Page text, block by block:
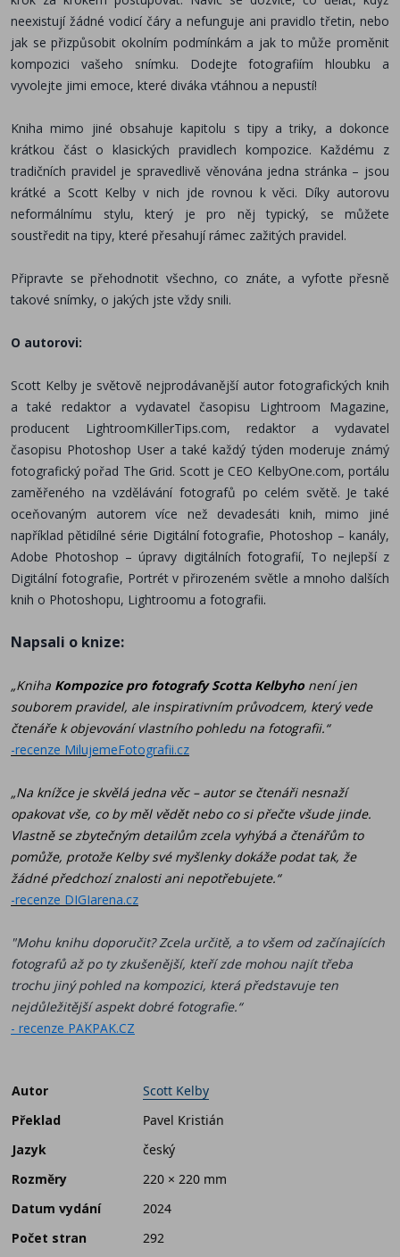
neexistují žádné vodicí čáry a nefunguje ani pravidlo třetin, nebo
jak se přizpůsobit okolním podmínkám a jak to může proměnit
kompozici vašeho snímku. Dodejte fotografiím hloubku a
vyvolejte jimi emoce, které diváka vtáhnou a nepustí!
Kniha mimo jiné obsahuje kapitolu s tipy a triky, a dokonce
krátkou část o klasických pravidlech kompozice. Každému z
tradičních pravidel je spravedlivě věnována jedna stránka – jsou
krátké a Scott Kelby v nich jde rovnou k věci. Díky autorovu
neformálnímu stylu, který je pro něj typický, se můžete
soustředit na tipy, které přesahují rámec zažitých pravidel.
Připravte se přehodnotit všechno, co znáte, a vyfoťte přesně
takové snímky, o jakých jste vždy snili.
O autorovi:
Scott Kelby je světově nejprodávanější autor fotografických knih
a také redaktor a vydavatel časopisu Lightroom Magazine,
producent LightroomKillerTips.com, redaktor a vydavatel
časopisu Photoshop User a také každý týden moderuje známý
fotografický pořad The Grid. Scott je CEO KelbyOne.com, portálu
zaměřeného na vzdělávání fotografů po celém světě. Je také
oceňovaným autorem více než devadesáti knih, mimo jiné
například pětidílné série Digitální fotografie, Photoshop – kanály,
Adobe Photoshop – úpravy digitálních fotografií, To nejlepší z
Digitální fotografie, Portrét v přirozeném světle a mnoho dalších
knih o Photoshopu, Lightroomu a fotografii.
Napsali o knize:
„Kniha Kompozice pro fotografy Scotta Kelbyho není jen
souborem pravidel, ale inspirativním průvodcem, který vede
čtenáře k objevování vlastního pohledu na fotografii.“
-recenze MilujemeFotografii.cz
„Na knížce je skvělá jedna věc – autor se čtenáři nesnaží
opakovat vše, co by měl vědět nebo co si přečte všude jinde.
Vlastně se zbytečným detailům zcela vyhýbá a čtenářům to
pomůže, protože Kelby své myšlenky dokáže podat tak, že
žádné předchozí znalosti ani nepotřebujete.“
-recenze DIGIarena.cz
"Mohu knihu doporučit? Zcela určitě, a to všem od začínajících
fotografů až po ty zkušenější, kteří zde mohou najít třeba
trochu jiný pohled na kompozici, která představuje ten
nejdůležitější aspekt dobré fotografie.“
- recenze PAKPAK.CZ
Autor
Scott Kelby
Překlad
Pavel Kristián
Jazyk
český
Rozměry
220 × 220 mm
Datum vydání
2024
Počet stran
292